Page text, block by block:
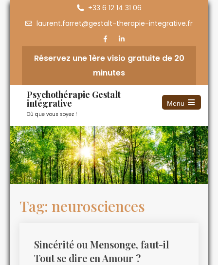
+33 6 12 14 31 06
laurent.farret@gestalt-therapie-integrative.fr
Réservez une 1ère visio gratuite de 20
minutes
Psychothérapie Gestalt
intégrative
Où que vous soyez !
Menu
Tag: neurosciences
Sincérité ou Mensonge, faut-il
Tout se dire en Amour ?